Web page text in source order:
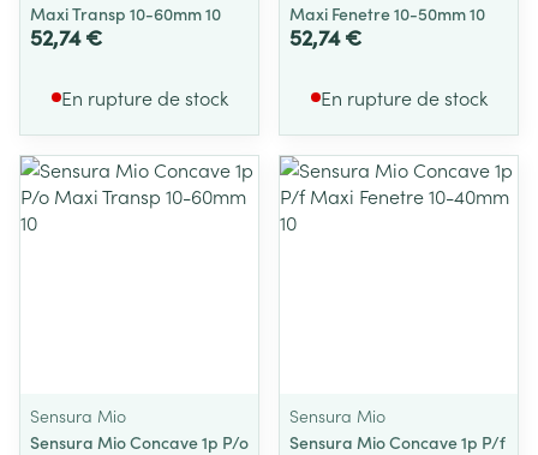
Maxi Transp 10-60mm 10
52,74 €
En rupture de stock
Maxi Fenetre 10-50mm 10
52,74 €
En rupture de stock
Sensura Mio
Sensura Mio Concave 1p P/o
Sensura Mio
Sensura Mio Concave 1p P/f